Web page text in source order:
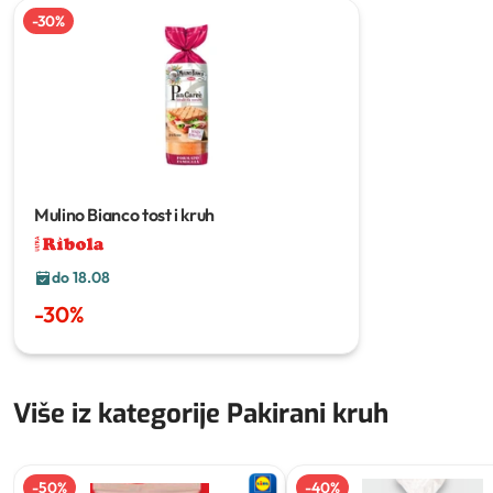
-30%
Mulino Bianco tost i kruh
do 18.08
-30%
Više iz kategorije Pakirani kruh
-50% -40%